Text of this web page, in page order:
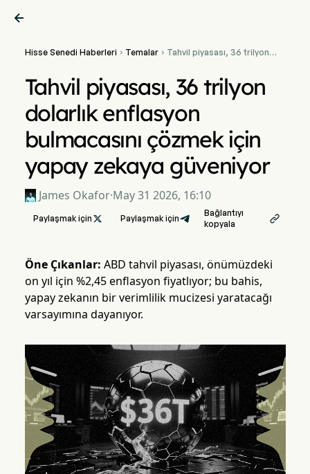

Hisse Senedi Haberleri  Temalar Tahvil piyasası, 36 trilyon
yapay zekaya güveniyor
Tahvil piyasası, 36 trilyon
dolarlık enflasyon
bulmacasını çözmek için
yapay zekaya güveniyor
James Okafor·May 31 2026, 16:10
Paylaşmak için  Paylaşmak için
Bağlantıyı
kopyala

Öne Çıkanlar: ABD tahvil piyasası, önümüzdeki
on yıl için %2,45 enflasyon fiyatlıyor; bu bahis,
yapay zekanın bir verimlilik mucizesi yaratacağı
varsayımına dayanıyor.